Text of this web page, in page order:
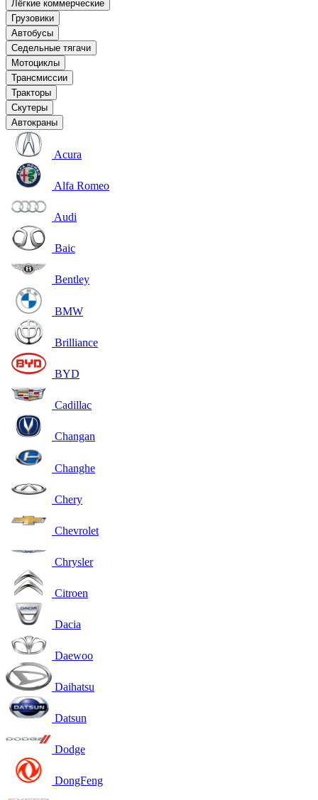
Лёгкие коммерческие
Грузовики
Автобусы
Седельные тягачи
Мотоциклы
Трансмиссии
Тракторы
Скутеры
Автокраны
Acura
Alfa Romeo
Audi
Baic
Bentley
BMW
Brilliance
BYD
Cadillac
Changan
Changhe
Chery
Chevrolet
Chrysler
Citroen
Dacia
Daewoo
Daihatsu
Datsun
Dodge
DongFeng